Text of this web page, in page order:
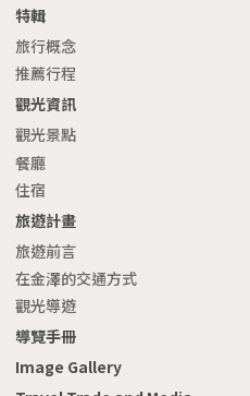
特輯
旅行概念
推薦行程
觀光資訊
觀光景點
餐廳
住宿
旅遊計畫
旅遊前言
在金澤的交通方式
觀光導遊
導覽手冊
Image Gallery